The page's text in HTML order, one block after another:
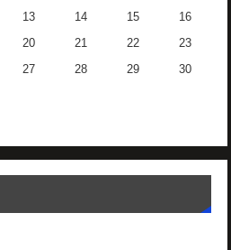
13 14 15 16
20 21 22 23
27 28 29 30